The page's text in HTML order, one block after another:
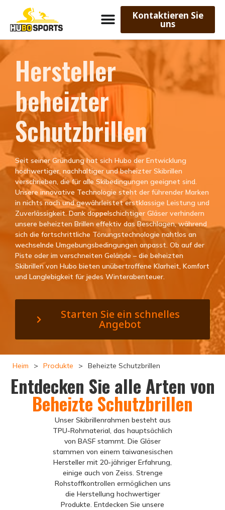
Kontaktieren Sie
uns
Hersteller
beheizter
Schutzbrillen
Seit seiner Gründung hat sich Hubo der Entwicklung
hochwertiger, nachhaltiger und beheizter Skibrillen
verschrieben, die für alle Skibedingungen geeignet sind.
Unsere innovative Technologie steht der führender Marken
in nichts nach und gewährleistet erstklassige Leistung und
Zuverlässigkeit. Dank doppelschichtiger Gläser verhindern
unsere beheizten Brillen effektiv das Beschlagen, während
sich die fortschrittliche Tönungstechnologie nahtlos an
wechselnde Umgebungsbedingungen anpasst. Ob auf der
Piste oder im verschneiten Gelände – die beheizten
Skibrillen von Hubo bieten unübertroffene Klarheit, Komfort
und Langlebigkeit für jedes Winterabenteuer.
Starten Sie ein schnelles
Angebot
Heim > Produkte > Beheizte Schutzbrillen
Entdecken Sie alle Arten von
Beheizte Schutzbrillen
Unser Skibrillenrahmen besteht aus
TPU-Rohmaterial, das hauptsächlich
von BASF stammt. Die Gläser
stammen von einem taiwanesischen
Hersteller mit 20-jähriger Erfahrung,
einige auch von Zeiss. Strenge
Rohstoffkontrollen ermöglichen uns
die Herstellung hochwertiger
Produkte. Entdecken Sie unsere